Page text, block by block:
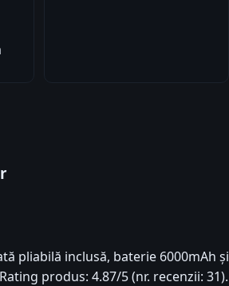
pliabilă inclusă, baterie 6000mAh și
produs: 4.87/5 (nr. recenzii: 31).